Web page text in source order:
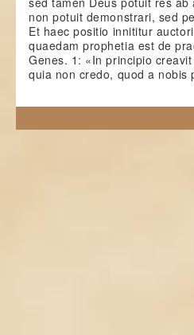
non potuit demonstrari, sed
Et haec positio innititur
quaedam prophetia est de
Genes. 1: «In principio
quia non credo, quod a